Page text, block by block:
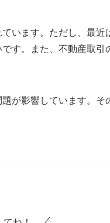
います。ただし、最近
す。また、不動産取引
が影響しています。そ